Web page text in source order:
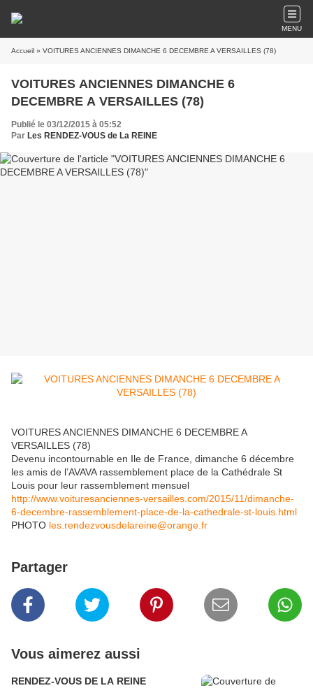
MENU
Accueil » VOITURES ANCIENNES DIMANCHE 6 DECEMBRE A VERSAILLES (78)
VOITURES ANCIENNES DIMANCHE 6
DECEMBRE A VERSAILLES (78)
Publié le 03/12/2015 à 05:52
Par Les RENDEZ-VOUS de La REINE
VOITURES ANCIENNES DIMANCHE 6 DECEMBRE A
VERSAILLES (78)
Devenu incontournable en Ile de France, dimanche 6 décembre
les amis de l’AVAVA rassemblement place de la Cathédrale St
Louis pour leur rassemblement mensuel
http://www.voituresanciennes-versailles.com/2015/11/dimanche-
6-decembre-rassemblement-place-de-la-cathedrale-st-louis.html
PHOTO les.rendezvousdelareine@orange.fr
Partager
Vous aimerez aussi
RENDEZ-VOUS DE LA REINE